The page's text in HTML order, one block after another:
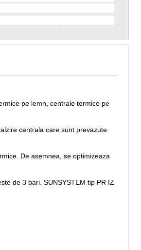
pe lemn, centrale termice pe
centrala care sunt prevazute
De asemnea, se optimizeaza
de 3 bari. SUNSYSTEM tip PR IZ